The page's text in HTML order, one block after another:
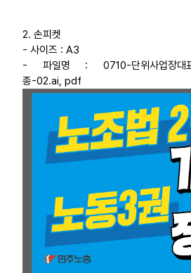
2. 손피켓
- 사이즈 : A3
- 파일명 : 0710-단위사업장대표
종-02.ai, pdf